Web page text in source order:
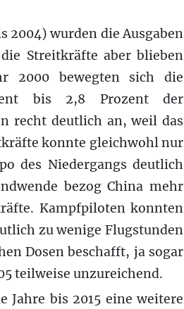
2004) wurden die Ausgaben
Streitkräfte aber blieben
2000 bewegten sich die
bis 2,8 Prozent der
recht deutlich an, weil das
konnte gleichwohl nur
des Niedergangs deutlich
bezog China mehr
Kampfpiloten konnten
zu wenige Flugstunden
Dosen beschafft, ja sogar
teilweise unzureichend.
bis 2015 eine weitere